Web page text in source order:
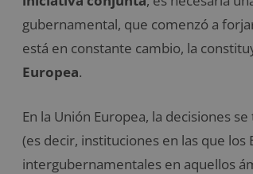
gubernamental, que comenzó a
está en constante cambio, la
Europea.
En la Unión Europea, la decisiones
(es decir, instituciones en las que
intergubernamentales en aquellos